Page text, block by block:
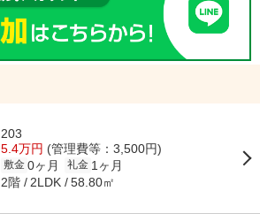
203
5.4万円 (管理費等：3,500円)
敷金 0ヶ月 礼金 1ヶ月
2階 2LDK 58.80㎡